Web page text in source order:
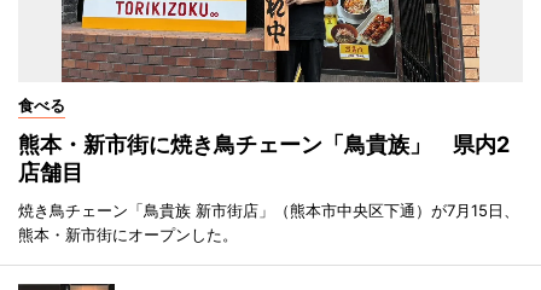
食べる
熊本・新市街に焼き鳥チェーン「鳥貴族」 県内2
店舗目
焼き鳥チェーン「鳥貴族 新市街店」（熊本市中央区下通）が7月15日、
熊本・新市街にオープンした。